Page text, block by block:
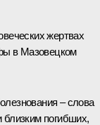
жертвах
в Мазовецком
– слова
погибших,